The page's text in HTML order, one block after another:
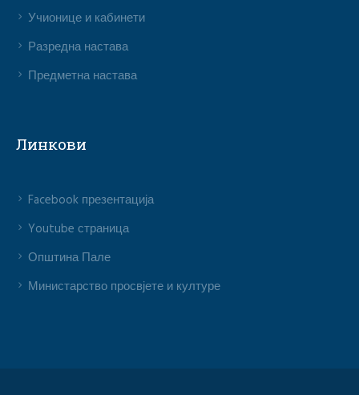
Учионице и кабинети
Разредна настава
Предметна настава
Линкови
Facebook презентација
Youtube страница
Општина Пале
Министарство просвјете и културе